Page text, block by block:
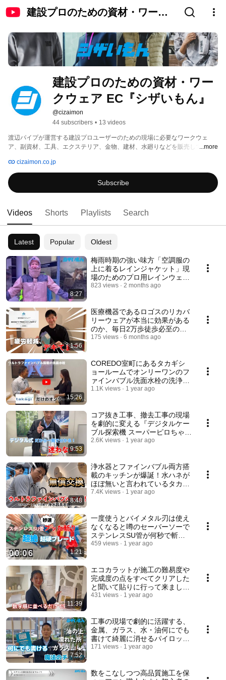
建設プロのための資材・ワーク
建設プロのための資材・ワー
クウェア EC『シザいもん』
@cizaimon
44 subscribers • 13 videos
渡辺パイプが運営する建設プロユーザーのための現場に必要なワークウェ
ア、副資材、工具、エクステリア、金物、建材、水廻りなどを販売している
...more
cizaimon.co.jp
Subscribe
Videos Shorts Playlists Search
Latest Popular Oldest
8:27
梅雨時期の強い味方「空調服の
上に着るレインジャケット」現
場のためのプロ用レインウェア
専業メーカーmakkuのショール
してきました。
823 views 2 months ago
1:56
医療機器であるロゴスのリカバ
リーウェアが本当に効果がある
のか、毎日2万歩徒歩必至のミ
ラノサローネ2025現地で検証し
175 views 6 months ago
15:26
COREDO室町にあるタカギシ
ョールームでオンリーワンのフ
ァインバブル洗面水栓の洗浄力
を体感して来ました。
1.1K views 1 year ago
9:53
コア抜き工事、撤去工事の現場
を劇的に変える『デジタルケー
ブル探索機 スーパーピロちゃ
ん』を実演と比較で徹底解説。
2.6K views 1 year ago
8:48
浄水器とファインバブル両方搭
載のキッチンが爆誕！水ハネが
ほぼ無いと言われているタカギ
の新しい水栓『クローレバブ
7.4K views 1 year ago
1:21
一度使うとバイメタル刃は使え
なくなると噂のセーバーソーで
ステンレスSU管が何秒で斬れ
るのか試してみました。
459 views 1 year ago
11:39
エコカラットが施工の難易度や
完成度の点をすべてクリアした
と聞いて貼りに行って来まし
た。
431 views 1 year ago
7:52
工事の現場で劇的に活躍する、
金属、ガラス、水・油何にでも
書けて綺麗に消せるパイロット
社のゲルチョークを建築資材に
171 views 1 year ago
数をこなしつつ高品質施工を保